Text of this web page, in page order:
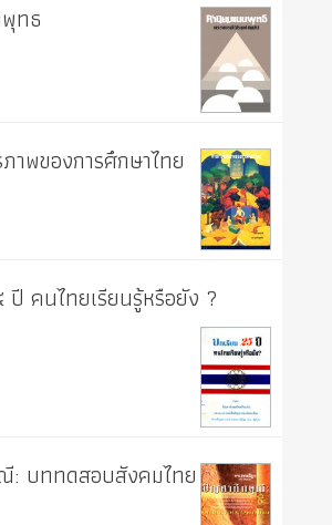
ทธ
าพของการศึกษาไทย
คนไทยเรียนรู้หรือยัง ?
บททดสอบสังคมไทย